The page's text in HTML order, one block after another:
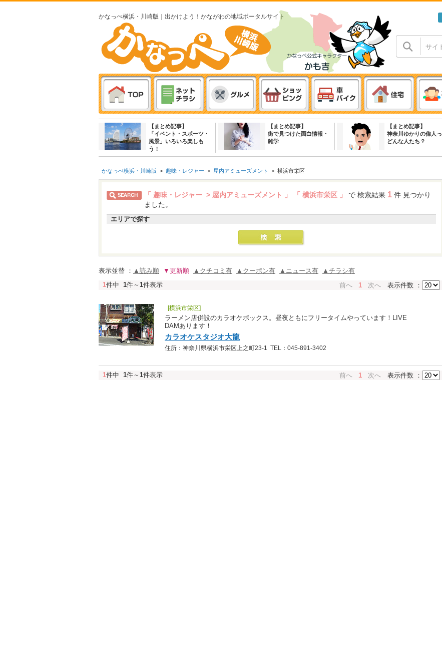
かなっぺ横浜・川崎版｜出かけよう！かながわの地域ポータルサイト
【まとめ記事】
「イベント・スポーツ・
風景」いろいろ楽しも
う！
【まとめ記事】
街で見つけた面白情報・
雑学
【まとめ記事】
神奈川ゆかりの偉人
どんな人たち？
かなっぺ横浜・川崎版 > 趣味・レジャー > 屋内アミューズメント > 横浜市栄区
「 趣味・レジャー > 屋内アミューズメント 」 「 横浜市栄区 」 で 検索結果 1 件 見つかり
ました。
エリアで探す
表示並替 ： ▲読み順 ▼更新順 ▲クチコミ有 ▲クーポン有 ▲ニュース有
▲チラシ有
1件中 1件～ 1件表示 前へ 1 次へ 表示件数 ：
[横浜市栄区]
ラーメン店併設のカラオケボックス。昼夜ともにフリータイムやっています！LIVE
DAMあります！
カラオケスタジオ大龍
住所：神奈川県横浜市栄区上之町23-1 TEL：045-891-3402
1件中 1件～ 1件表示 前へ 1 次へ 表示件数 ：